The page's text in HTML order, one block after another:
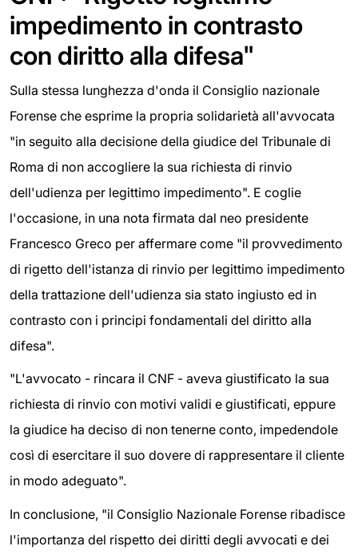
impedimento in contrasto
con diritto alla difesa"
Sulla stessa lunghezza d'onda il Consiglio nazionale
Forense che esprime la propria solidarietà all'avvocata
"in seguito alla decisione della giudice del Tribunale di
Roma di non accogliere la sua richiesta di rinvio
dell'udienza per legittimo impedimento". E coglie
l'occasione, in una nota firmata dal neo presidente
Francesco Greco per affermare come "il provvedimento
di rigetto dell'istanza di rinvio per legittimo impedimento
della trattazione dell'udienza sia stato ingiusto ed in
contrasto con i principi fondamentali del diritto alla
difesa".
"L'avvocato - rincara il CNF - aveva giustificato la sua
richiesta di rinvio con motivi validi e giustificati, eppure
la giudice ha deciso di non tenerne conto, impedendole
così di esercitare il suo dovere di rappresentare il cliente
in modo adeguato".
In conclusione, "il Consiglio Nazionale Forense ribadisce
l'importanza del rispetto dei diritti degli avvocati e dei